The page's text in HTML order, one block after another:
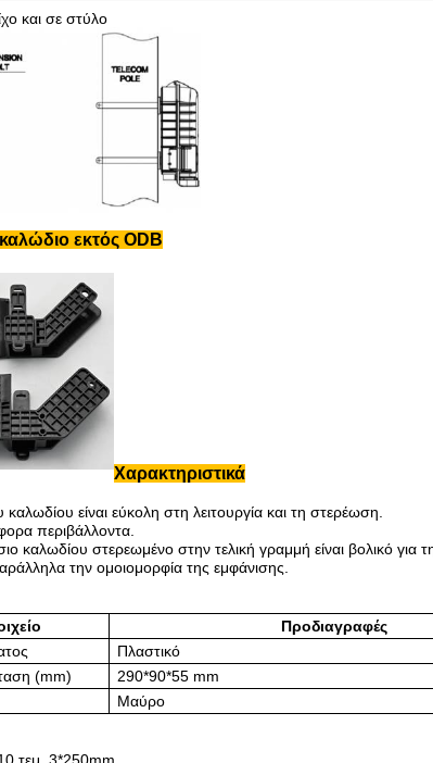
και σε στύλο
εκτός ODB
Χαρακτηριστικά
είναι εύκολη στη λειτουργία και τη στερέωση.
περιβάλλοντα.
καλωδίου στερεωμένο στην τελική γραμμή είναι βολικό για
την ομοιομορφία της εμφάνισης.
Προδιαγραφές
Πλαστικό
(mm)
290*90*55 mm
Μαύρο